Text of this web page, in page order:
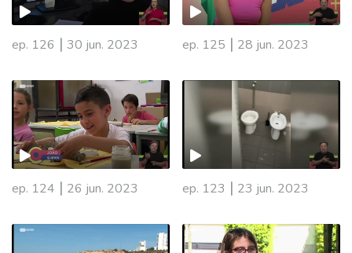
ep. 126 | 30 jun. 2023 ep. 125 | 28 jun. 2023
ep. 124 | 26 jun. 2023 ep. 123 | 23 jun. 2023